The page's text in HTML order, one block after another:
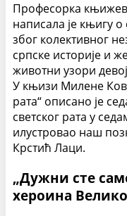
Професорка
написала је књигу
због колективног
српске историје и
животни узори
У књизи Милене
рата“ описано је
светског рата у
илустровао наш
Крстић Лаци.
„Дужни сте
хероина